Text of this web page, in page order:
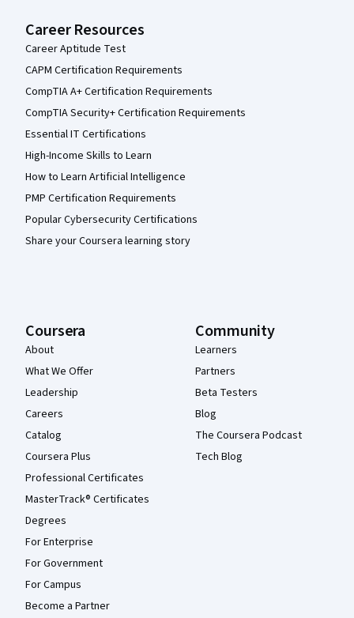
Career Resources
Career Aptitude Test
CAPM Certification Requirements
CompTIA A+ Certification Requirements
CompTIA Security+ Certification Requirements
Essential IT Certifications
High-Income Skills to Learn
How to Learn Artificial Intelligence
PMP Certification Requirements
Popular Cybersecurity Certifications
Share your Coursera learning story
Coursera
About
What We Offer
Leadership
Careers
Catalog
Coursera Plus
Professional Certificates
MasterTrack® Certificates
Degrees
For Enterprise
For Government
For Campus
Become a Partner
Community
Learners
Partners
Beta Testers
Blog
The Coursera Podcast
Tech Blog